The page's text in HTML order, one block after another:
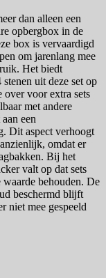
dan alleen een
opbergbox in de
box is vervaardigd
om jarenlang mee
Het biedt
uit deze set op
over voor extra sets
met andere
een
Dit aspect verhoogt
omdat er
Bij het
valt op dat sets
behouden. De
beschermd blijft
niet mee gespeeld